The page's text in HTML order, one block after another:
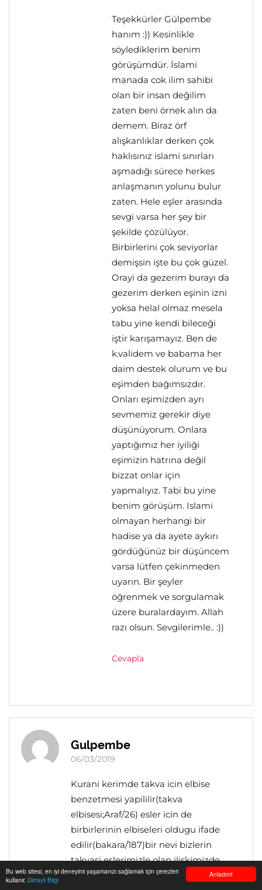
Anladım!
Bu web sitesi, en iyi deneyimi yaşamanızı sağlamak için çerezleri
kullanır. Detaylı Bilgi
Teşekkürler Gülpembe
hanım :)) Kesinlikle
söylediklerim benim
görüşümdür. İslami
manada cok ilim sahibi
olan bir insan değilim
zaten beni örnek alın da
demem. Biraz örf
alışkanlıklar derken çok
haklısınız islami sınırları
aşmadığı sürece herkes
anlaşmanın yolunu bulur
zaten. Hele eşler arasında
sevgi varsa her şey bir
şekilde çözülüyor.
Birbirlerini çok seviyorlar
demişsin işte bu çok güzel.
Orayi da gezerim burayı da
gezerim derken eşinin izni
yoksa helal olmaz mesela
tabu yine kendi bileceği
iştir karışamayız. Ben de
k.validem ve babama her
daim destek olurum ve bu
eşimden bağımsızdır.
Onları eşimizden ayrı
sevmemiz gerekir diye
düşünüyorum. Onlara
yaptığımız her iyiliği
eşimizin hatrına değil
bizzat onlar için
yapmalıyız. Tabi bu yine
benim görüşüm. Islami
olmayan herhangi bir
hadise ya da ayete aykırı
gördüğünüz bir düşüncem
varsa lütfen çekinmeden
uyarın. Bir şeyler
öğrenmek ve sorgulamak
üzere buralardayım. Allah
razı olsun. Sevgilerimle.. :))
Cevapla
Gulpembe
06/03/2019
Kurani kerimde takva icin elbise
benzetmesi yapililir(takva
elbisesi;Araf/26) esler icin de
birbirlerinin elbiseleri oldugu ifade
edilir(bakara/187)bir nevi bizlerin
takvasi eslerimizle olan iliskimizde
gorulur, Kim Allahtan daha cok korkup